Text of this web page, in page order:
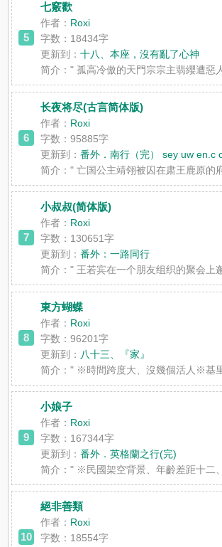
5
七竅歡
作者： Roxi
字数：18434字
更新到：十八、本座，沒有亂了心神
简介：" 孤高冷傲的天門宗宗主翡纓遭
6
长夜将尽(古言简体版)
作者： Roxi
字数：95885字
更新到：番外．南行（完） sey uw en.c
简介：" 亡国公主靖翎被囚在肃王鹿原的
7
小叔叔(简体版)
作者： Roxi
字数：130651字
更新到：番外：一路同行
简介：" 王若宾在一个朋友组织的聚会
8
東方蝴蝶
作者： Roxi
字数：96201字
更新到： 八十三、『家』
简介：" ※時間跨度大、沒幾個活人※基
9
小娘子
作者： Roxi
字数：167344字
更新到：番外．英格蘭之行(完)
简介：" ※民國架空背景、年齡差距十二
10
絕非善類
作者： Roxi
字数：18554字